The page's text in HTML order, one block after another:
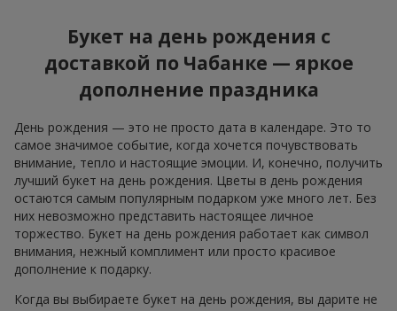
Букет на день рождения с
доставкой по Чабанке — яркое
дополнение праздника
День рождения — это не просто дата в календаре. Это то
самое значимое событие, когда хочется почувствовать
внимание, тепло и настоящие эмоции. И, конечно, получить
лучший букет на день рождения. Цветы в день рождения
остаются самым популярным подарком уже много лет. Без
них невозможно представить настоящее личное
торжество. Букет на день рождения работает как символ
внимания, нежный комплимент или просто красивое
дополнение к подарку.
Когда вы выбираете букет на день рождения, вы дарите не